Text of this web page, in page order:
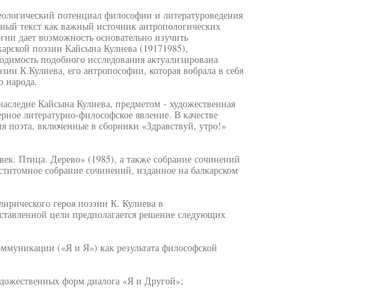
потенциал философии и литературоведения
текст как важный источник антропологических
дает возможность основательно изучить
поэзии Кайсына Кулиева (19171985),
подобного исследования актуализирована
К.Кулиева, его антропософии, которая вобрала в себя
народа.
Кайсына Кулиева, предметом - художественная
литературно-философское явление. В качестве
поэта, включенные в сборники «Здравствуй, утро!»
Птица. Дерево» (1985), а также собрание сочинений
собрание сочинений, изданное на балкарском
героя поэзии К. Кулиева в
цели предполагается решение следующих
(«Я и Я») как результата философской
форм диалога «Я и Другой»;